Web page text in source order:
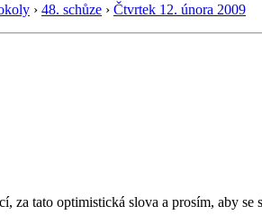
› 48. schůze › Čtvrtek 12. února 2009
za tato optimistická slova a prosím, aby